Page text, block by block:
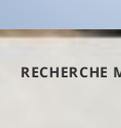
RECHERCHE